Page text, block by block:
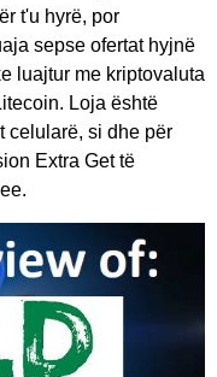
t'u hyrë, por
sepse ofertat hyjnë
luajtur me kriptovaluta
Loja është
celularë, si dhe për
Extra Get të